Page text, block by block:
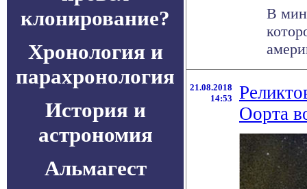
клонирование?
Хронология и
парахронология
История и
астрономия
Альмагест
В
21.08.2018
14:53
Оорта